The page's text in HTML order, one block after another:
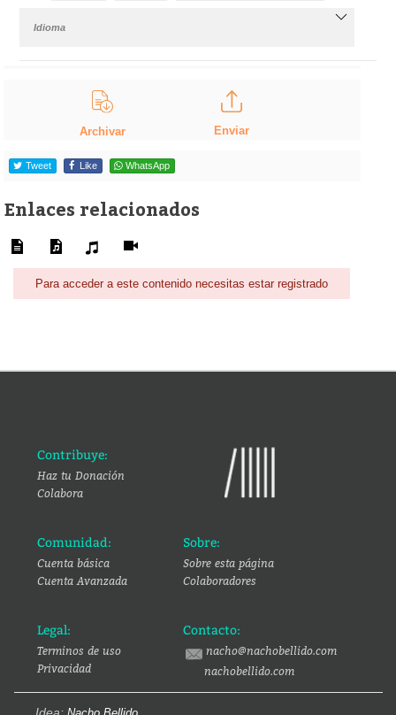
Idioma
Archivar Enviar
Tweet Like WhatsApp
Enlaces relacionados
Para acceder a este contenido necesitas estar registrado
Contribuye:
Haz tu Donación
Colabora
Comunidad:
Cuenta básica
Cuenta Avanzada
Sobre:
Sobre esta página
Colaboradores
Legal:
Terminos de uso
Privacidad
Contacto:
nacho@nachobellido.com
nachobellido.com
Idea: